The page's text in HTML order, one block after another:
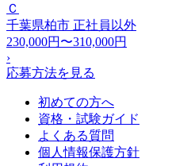
Ｃ
千葉県柏市 正社員以外
230,000円〜310,000円
›
応募方法を見る
初めての方へ
資格・試験ガイド
よくある質問
個人情報保護方針